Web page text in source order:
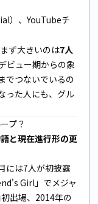
）、YouTubeチ
ず大きいのは7人
ビュー期からの象
でつないでいるの
った人にも、グル
プ？
と現在進行形の更
には7人が初披露
Girl」でメジャ
出場、2014年の